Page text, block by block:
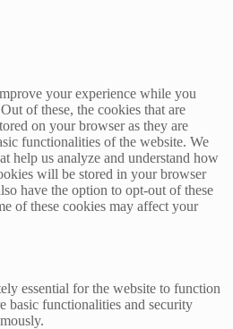
your experience while you
of these, the cookies that are
on your browser as they are
functionalities of the website. We
help us analyze and understand how
will be stored in your browser
have the option to opt-out of these
of these cookies may affect your
essential for the website to function
basic functionalities and security